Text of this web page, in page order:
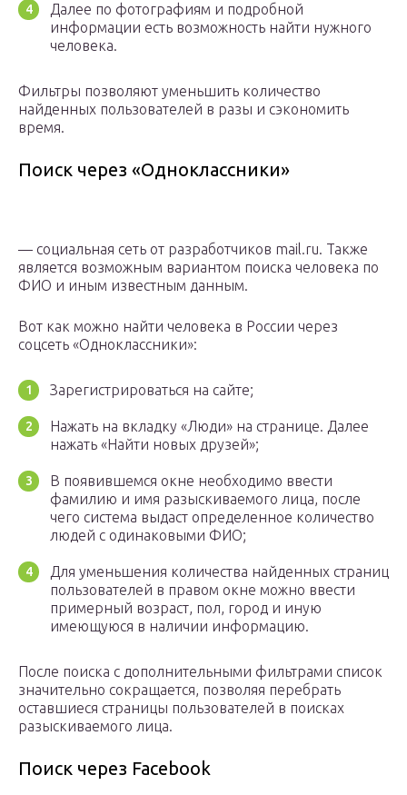
Далее по фотографиям и подробной
информации есть возможность найти нужного
человека.
Фильтры позволяют уменьшить количество
найденных пользователей в разы и сэкономить
время.
Поиск через «Одноклассники»
— социальная сеть от разработчиков mail.ru. Также
является возможным вариантом поиска человека по
ФИО и иным известным данным.
Вот как можно найти человека в России через
соцсеть «Одноклассники»:
Зарегистрироваться на сайте;
Нажать на вкладку «Люди» на странице. Далее
нажать «Найти новых друзей»;
В появившемся окне необходимо ввести
фамилию и имя разыскиваемого лица, после
чего система выдаст определенное количество
людей с одинаковыми ФИО;
Для уменьшения количества найденных страниц
пользователей в правом окне можно ввести
примерный возраст, пол, город и иную
имеющуюся в наличии информацию.
После поиска с дополнительными фильтрами список
значительно сокращается, позволяя перебрать
оставшиеся страницы пользователей в поисках
разыскиваемого лица.
Поиск через Facebook